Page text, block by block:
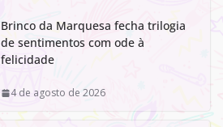
Brinco da Marquesa fecha trilogia
de sentimentos com ode à
felicidade
4 de agosto de 2026